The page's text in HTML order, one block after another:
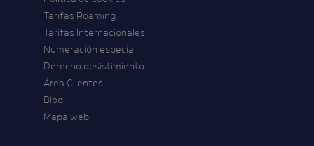
Tarifas Roaming
Tarifas Internacionales
Numeración especial
Derecho desistimiento
Área Clientes
Blog
Mapa web